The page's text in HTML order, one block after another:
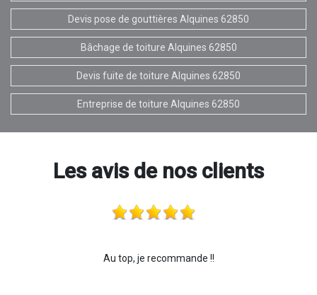
Devis pose de gouttières Alquines 62850
Bâchage de toiture Alquines 62850
Devis fuite de toiture Alquines 62850
Entreprise de toiture Alquines 62850
Les avis de nos clients
Au top, je recommande !!